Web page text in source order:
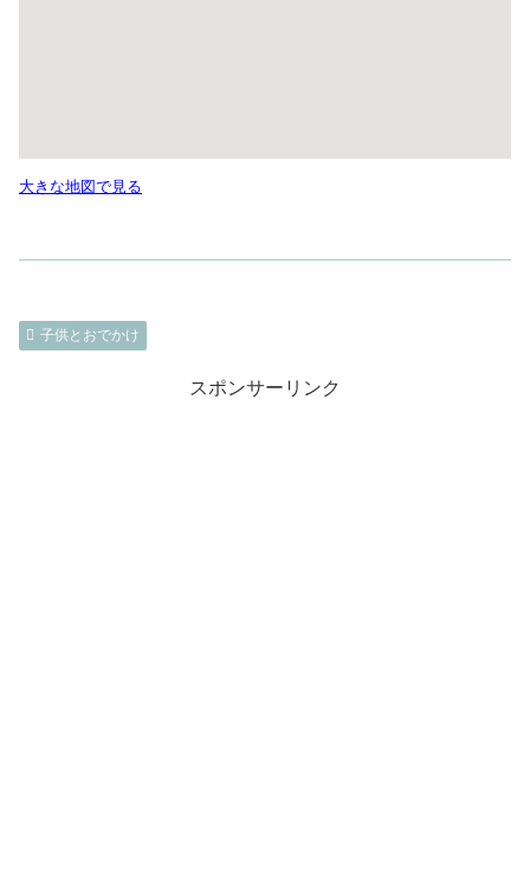
大きな地図で見る
子供とおでかけ
スポンサーリンク